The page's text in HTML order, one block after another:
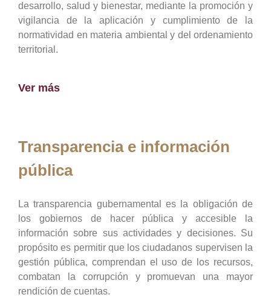
desarrollo, salud y bienestar, mediante la promoción y
vigilancia de la aplicación y cumplimiento de la
normatividad en materia ambiental y del ordenamiento
territorial.
Ver más
Transparencia e información
pública
La transparencia gubernamental es la obligación de
los gobiernos de hacer pública y accesible la
información sobre sus actividades y decisiones. Su
propósito es permitir que los ciudadanos supervisen la
gestión pública, comprendan el uso de los recursos,
combatan la corrupción y promuevan una mayor
rendición de cuentas.